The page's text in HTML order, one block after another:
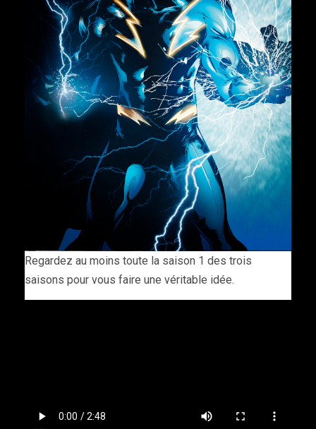
Regardez au moins toute la saison 1 des trois
saisons pour vous faire une véritable idée.